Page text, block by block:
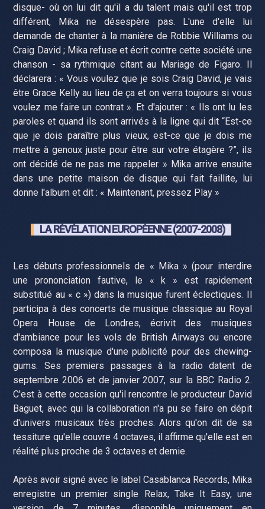
disque- où on lui dit qu'il a du talent mais qu'il est trop
différent, Mika ne désespère pas. L'une d'elle lui
demande de chanter à la manière de Robbie Williams ou
Craig David ; Mika refuse et écrit contre cette société une
chanson - sa rythmique citant au Mariage de Figaro. Il
déclarera : « Vous voulez que je sois Craig David, je vais
être Grace Kelly au lieu de ça et on verra toujours si vous
voulez me faire un contrat ». Et d'ajouter : « Ils ont lu les
paroles et quand ils sont arrivés à la ligne qui dit “Est-ce
que je dois paraître plus vieux, est-ce que je dois me
mettre à genoux juste pour être sur votre étagère ?”, ils
ont décidé de ne pas me rappeler. » Mika arrive ensuite
dans une petite maison de disque qui fait faillite, lui
donne l'album et dit : « Maintenant, pressez Play »
LA RÉVÉLATION EUROPÉENNE (2007-2008)
Les débuts professionnels de « Mika » (pour interdire
une prononciation fautive, le « k » est rapidement
substitué au « c ») dans la musique furent éclectiques. Il
participa à des concerts de musique classique au Royal
Opera House de Londres, écrivit des musiques
d'ambiance pour les vols de British Airways ou encore
composa la musique d'une publicité pour des chewing-
gums. Ses premiers passages à la radio datent de
septembre 2006 et de janvier 2007, sur la BBC Radio 2.
C'est à cette occasion qu'il rencontre le producteur David
Baguet, avec qui la collaboration n'a pu se faire en dépit
d'univers musicaux très proches. Alors qu'on dit de sa
tessiture qu'elle couvre 4 octaves, il affirme qu'elle est en
réalité plus proche de 3 octaves et demie.
Après avoir signé avec le label Casablanca Records, Mika
enregistre un premier single Relax, Take It Easy, une